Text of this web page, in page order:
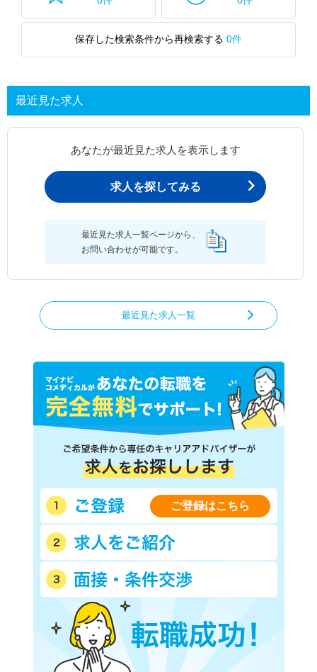
保存した検索条件から再検索する 0件
最近見た求人
あなたが最近見た求人を表示します
求人を探してみる
最近見た求人一覧ページから、
お問い合わせが可能です。
最近見た求人一覧
ご登録はこちら